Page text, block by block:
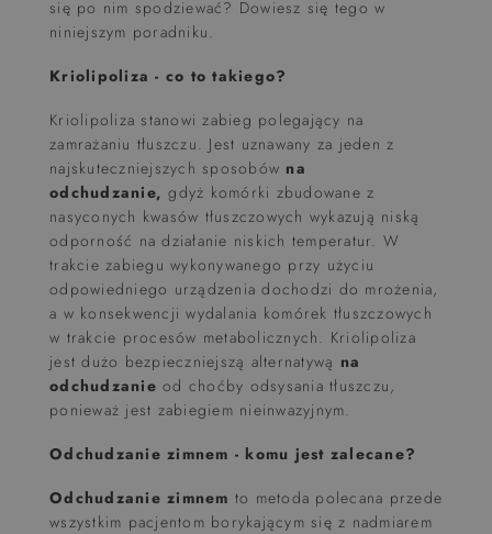
się po nim spodziewać? Dowiesz się tego w
niniejszym poradniku.
Kriolipoliza - co to takiego?
Kriolipoliza stanowi zabieg polegający na
zamrażaniu tłuszczu. Jest uznawany za jeden z
najskuteczniejszych sposobów na
odchudzanie,gdyż komórki zbudowane z
nasyconych kwasów tłuszczowych wykazują niską
odporność na działanie niskich temperatur. W
trakcie zabiegu wykonywanego przy użyciu
odpowiedniego urządzenia dochodzi do mrożenia,
a w konsekwencji wydalania komórek tłuszczowych
w trakcie procesów metabolicznych. Kriolipoliza
jest dużo bezpieczniejszą alternatywą na
odchudzanie od choćby odsysania tłuszczu,
ponieważ jest zabiegiem nieinwazyjnym.
Odchudzanie zimnem - komu jest zalecane?
Odchudzanie zimnem to metoda polecana przede
wszystkim pacjentom borykającym się z nadmiarem